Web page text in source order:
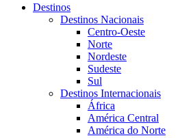
Destinos
Destinos Nacionais
Centro-Oeste
Norte
Nordeste
Sudeste
Sul
Destinos Internacionais
África
América Central
América do Norte